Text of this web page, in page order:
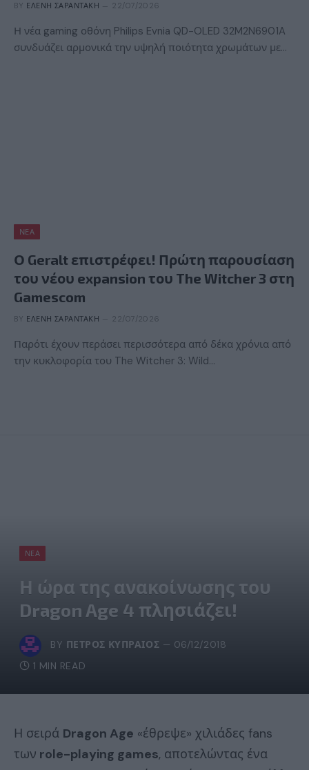
BY ΕΛΈΝΗ ΣΑΡΑΝΤΆΚΗ 22/07/2026
Η νέα gaming οθόνη Philips Evnia QD-OLED 32M2N6901A
συνδυάζει αρμονικά την υψηλή ποιότητα χρωμάτων με…
ΝΈΑ
Ο Geralt επιστρέφει! Πρώτη παρουσίαση
του νέου expansion του The Witcher 3 στη
Gamescom
BY ΕΛΈΝΗ ΣΑΡΑΝΤΆΚΗ 22/07/2026
Παρότι έχουν περάσει περισσότερα από δέκα χρόνια από
την κυκλοφορία του The Witcher 3: Wild…
ΝΈΑ
Η ώρα της ανακοίνωσης του
Dragon Age 4 πλησιάζει!
BY ΠΈΤΡΟΣ ΚΥΠΡΑΊΟΣ
06/12/2018
1 MIN READ
Η σειρά Dragon Age «έθρεψε» χιλιάδες fans
των role-playing games, αποτελώντας ένα